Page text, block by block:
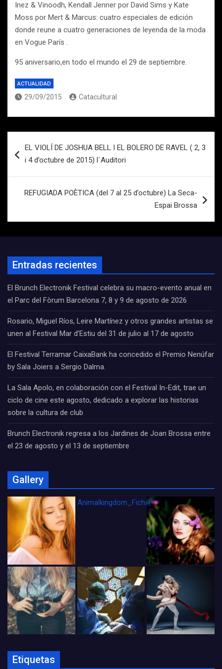
Inez & Vinoodh, Kendall Jenner por David Sims y Kate
Moss por Mert & Marcus: cuatro especiales de edición
donde reune a cuatro generaciones de leyenda de la moda
en Vogue París .
95 aniversario,en todo el mundo el 29 de septiembre.
ACTUALIDAD
29/09/2015 Catacultural
de
EL VIOLÍ DE JOSHUA BELL I EL BOLERO DE RAVEL ( 2, 3
i 4 d’octubre de 2015) l´Auditori
REFUGIADA POÈTICA (del 7 al 25 d’octubre) La Seca-
Espai Brossa
Entradas recientes
El Brunch Electronik Festival celebra su macro-evento anual en
el Parc del Fòrum Barcelona 7, 8 y 9 de agosto de 2026
Rosario, Miguel Ríos, Leire Martínez y otros grandes artistas se
unen al Festival Mar d’Estiu del 31 de julio al 17 de agosto
El Festival Terramar CaixaBank ha concedido el Premio Nenúfar
by Sala Joiers a Sergio Dalma.
La Sala Apolo, en colaboración con el Festival In-Edit, trae un
ciclo de cine este agosto, dedicado a explorar las historias
sobre la cultura de club
Brunch Electronik regresa a los Jardines de Joan Brossa entre
el 23 de agosto y el 13 de septiembre
Gallery
Animalkingdom_FichaCine
Etiquetas